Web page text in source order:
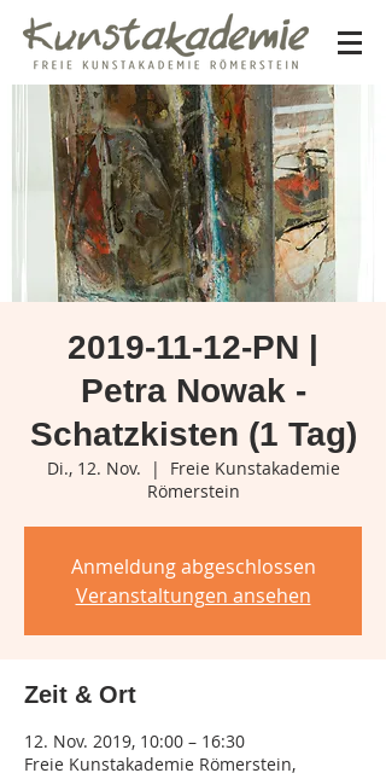
2019-11-12-PN |
Petra Nowak -
Schatzkisten (1 Tag)
Di., 12. Nov.
  |
Freie Kunstakademie
Römerstein
Anmeldung abgeschlossen
Veranstaltungen ansehen
Zeit & Ort
12. Nov. 2019, 10:00 – 16:30
Freie Kunstakademie Römerstein,